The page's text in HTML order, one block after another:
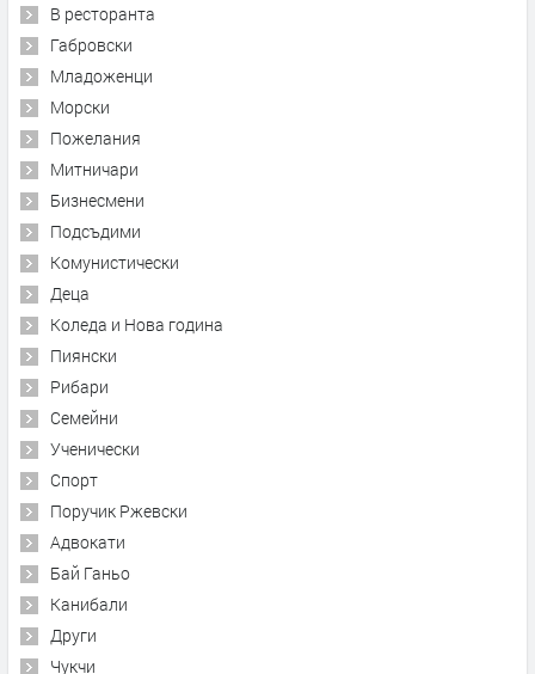
В ресторанта
Габровски
Младоженци
Морски
Пожелания
Митничари
Бизнесмени
Подсъдими
Комунистически
Деца
Коледа и Нова година
Пиянски
Рибари
Семейни
Ученически
Спорт
Поручик Ржевски
Адвокати
Бай Ганьо
Канибали
Други
Чукчи